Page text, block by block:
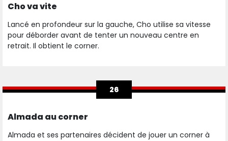
Cho va vite
Lancé en profondeur sur la gauche, Cho utilise sa vitesse
pour déborder avant de tenter un nouveau centre en
retrait. Il obtient le corner.
26
Almada au corner
Almada et ses partenaires décident de jouer un corner à